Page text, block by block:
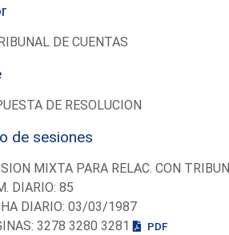
DE CUENTAS
DE RESOLUCION
de sesiones
MIXTA PARA RELAC. CON
DIARIO: 85
DIARIO: 03/03/1987
3278 3280 3281
PDF